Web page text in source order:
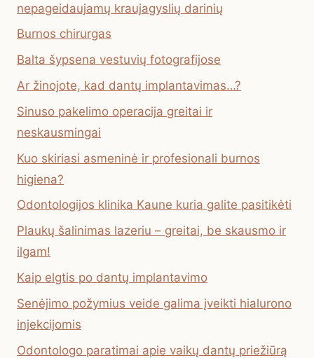
nepageidaujamų kraujagyslių darinių
Burnos chirurgas
Balta šypsena vestuvių fotografijose
Ar žinojote, kad dantų implantavimas…?
Sinuso pakelimo operacija greitai ir
neskausmingai
Kuo skiriasi asmeninė ir profesionali burnos
higiena?
Odontologijos klinika Kaune kuria galite pasitikėti
Plaukų šalinimas lazeriu – greitai, be skausmo ir
ilgam!
Kaip elgtis po dantų implantavimo
Senėjimo požymius veide galima įveikti hialurono
injekcijomis
Odontologo paratimai apie vaikų dantų priežiūrą